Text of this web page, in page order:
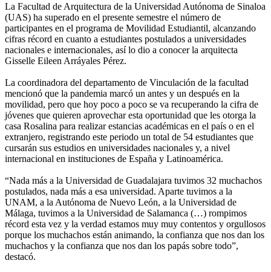
La Facultad de Arquitectura de la Universidad Autónoma de Sinaloa
(UAS) ha superado en el presente semestre el número de
participantes en el programa de Movilidad Estudiantil, alcanzando
cifras récord en cuanto a estudiantes postulados a universidades
nacionales e internacionales, así lo dio a conocer la arquitecta
Gisselle Eileen Arráyales Pérez.
La coordinadora del departamento de Vinculación de la facultad
mencionó que la pandemia marcó un antes y un después en la
movilidad, pero que hoy poco a poco se va recuperando la cifra de
jóvenes que quieren aprovechar esta oportunidad que les otorga la
casa Rosalina para realizar estancias académicas en el país o en el
extranjero, registrando este periodo un total de 54 estudiantes que
cursarán sus estudios en universidades nacionales y, a nivel
internacional en instituciones de España y Latinoamérica.
“Nada más a la Universidad de Guadalajara tuvimos 32 muchachos
postulados, nada más a esa universidad. Aparte tuvimos a la
UNAM, a la Autónoma de Nuevo León, a la Universidad de
Málaga, tuvimos a la Universidad de Salamanca (…) rompimos
récord esta vez y la verdad estamos muy muy contentos y orgullosos
porque los muchachos están animando, la confianza que nos dan los
muchachos y la confianza que nos dan los papás sobre todo”,
destacó.